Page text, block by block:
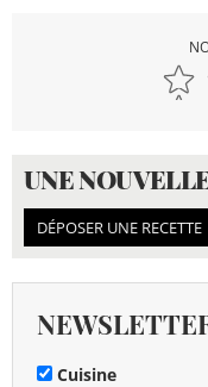
UNE
DÉPOSER UNE RECETTE
Cuisine